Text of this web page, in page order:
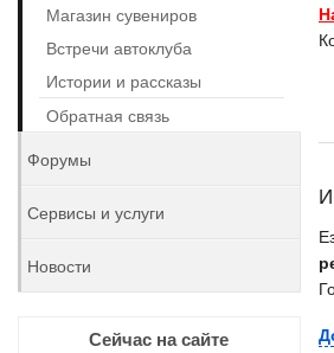
Магазин сувениров
Встречи автоклуба
Истории и рассказы
Обратная связь
Форумы
Сервисы и услуги
Новости
Сейчас на сайте